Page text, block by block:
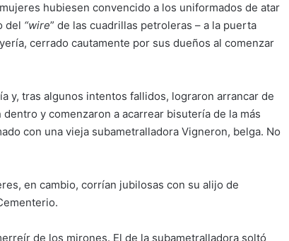
hubiesen convencido a los uniformados de atar
del “wire” de las cuadrillas petroleras – a la puerta
cerrado cautamente por sus dueños al comenzar
y, tras algunos intentos fallidos, lograron arrancar de
y comenzaron a acarrear bisutería de la más
con una vieja subametralladora Vigneron, belga. No
en cambio, corrían jubilosas con su alijo de
de los mirones. El de la subametralladora soltó